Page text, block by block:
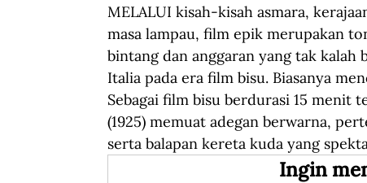
MELALUI kisah-kisah asmara,
masa lampau, film epik merupakan
bintang dan anggaran yang tak
Italia pada era film bisu. Biasanya
Sebagai film bisu berdurasi 15 menit
(1925) memuat adegan berwarna,
serta balapan kereta kuda yang
Ingin